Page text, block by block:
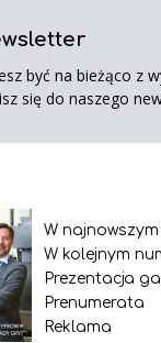
być na bieżąco z
się do naszego
W
W kolejnym
Prezentacja
Prenumerata
Reklama